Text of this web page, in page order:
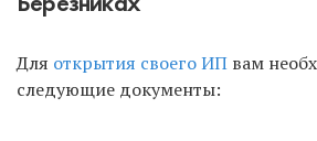
Березниках
Для открытия своего ИП вам
следующие документы: